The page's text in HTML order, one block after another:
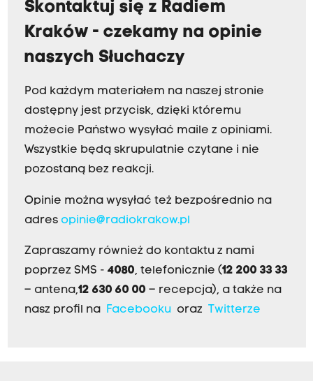
Skontaktuj się z Radiem
Kraków - czekamy na opinie
naszych Słuchaczy
Pod każdym materiałem na naszej stronie
dostępny jest przycisk, dzięki któremu
możecie Państwo wysyłać maile z opiniami.
Wszystkie będą skrupulatnie czytane i nie
pozostaną bez reakcji.
Opinie można wysyłać też bezpośrednio na
adres opinie@radiokrakow.pl
Zapraszamy również do kontaktu z nami
poprzez SMS - 4080, telefonicznie (12 200 33 33
– antena,12 630 60 00 – recepcja), a także na
nasz profil na
Facebookuoraz Twitterze